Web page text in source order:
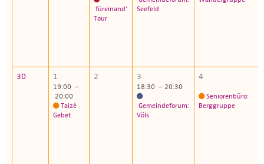
füreinand’
Tour
Seefeld
30 1
19:00 –
20:00
Taizé
Gebet
2 3
18:30 – 20:30
Gemeindeforum:
Völs
4
Seniorenbüro:
Berggruppe